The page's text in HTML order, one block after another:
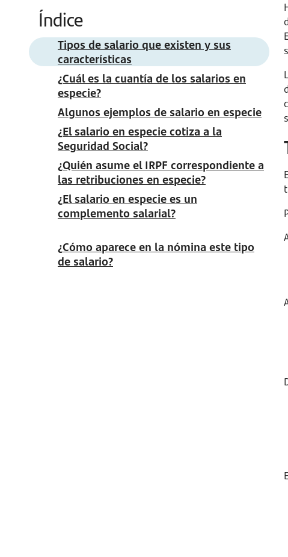
Índice
Tipos de salario que existen y sus
características
¿Cuál es la cuantía de los salarios en
especie?
Algunos ejemplos de salario en especie
¿El salario en especie cotiza a la
Seguridad Social?
¿Quién asume el IRPF correspondiente a
las retribuciones en especie?
¿El salario en especie es un
complemento salarial?
¿Cómo aparece en la nómina este tipo
de salario?